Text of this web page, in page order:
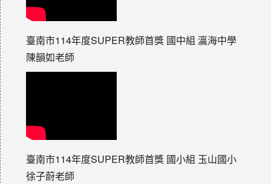
臺南市114年度SUPER教師首獎 國中組 瀛海中學
陳韻如老師
臺南市114年度SUPER教師首獎 國小組 玉山國小
徐子蔚老師